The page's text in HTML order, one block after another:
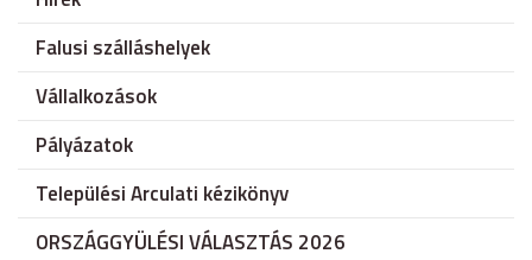
Falusi szálláshelyek
Vállalkozások
Pályázatok
Települési Arculati kézikönyv
ORSZÁGGYÜLÉSI VÁLASZTÁS 2026